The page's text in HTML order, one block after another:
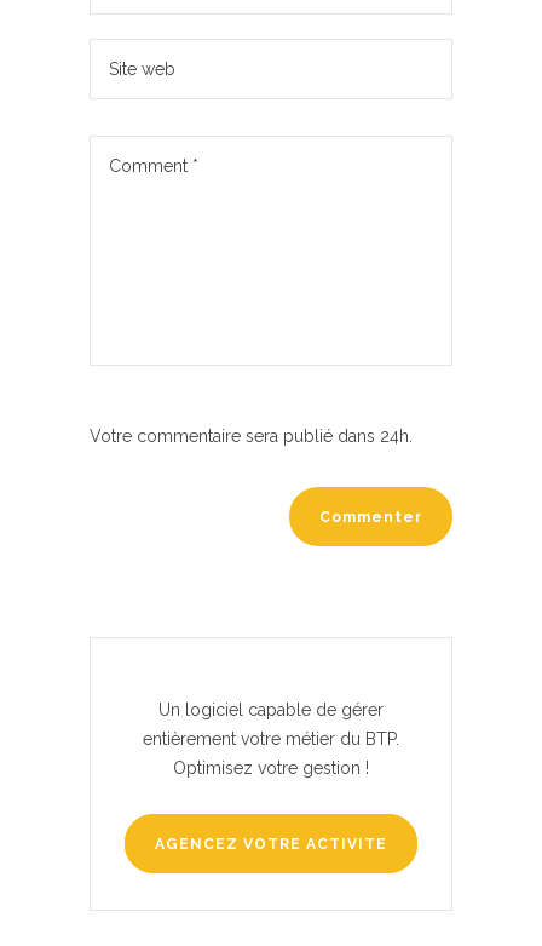
Votre commentaire sera publié dans 24h.
Un logiciel capable de gérer
entièrement votre métier du BTP.
Optimisez votre gestion !
AGENCEZ VOTRE ACTIVITE